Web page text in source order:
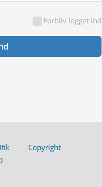
Forbliv logget ind
Copyright